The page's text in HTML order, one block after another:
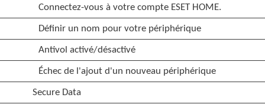
Connectez-vous à votre compte ESET HOME.
Définir un nom pour votre périphérique
Antivol activé/désactivé
Échec de l'ajout d'un nouveau périphérique
Secure Data